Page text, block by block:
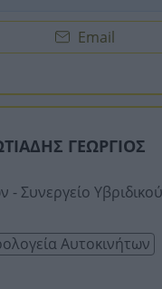
Email
ΓΕΩΡΓΙΟΣ
- Συνεργείο Υβριδικού
Αυτοκινήτων